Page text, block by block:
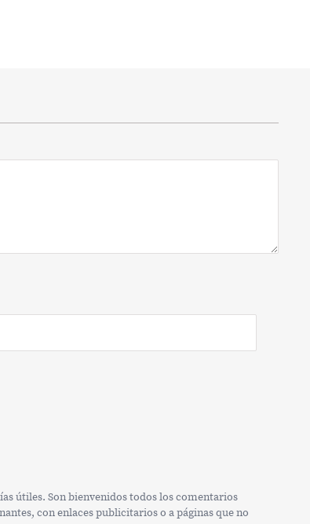
útiles. Son bienvenidos todos los comentarios
con enlaces publicitarios o a páginas que no